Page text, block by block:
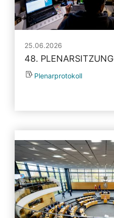
25.06.2026
48. PLENARSITZUNG
Plenarprotokoll